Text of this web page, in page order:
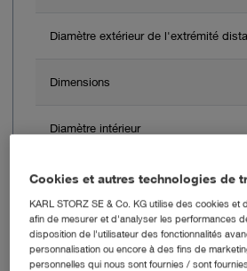
Diamètre extérieur de l'extrémité
Dimensions
Diamètre intérieur
Longueur utile
Ajouter au
Cookies et autres technologies de
KARL STORZ SE & Co. KG utilise des cookies et
afin de mesurer et d'analyser les performances
disposition de l'utilisateur des fonctionnalités
personnalisation ou encore à des fins de
personnelles qui nous sont fournies / sont